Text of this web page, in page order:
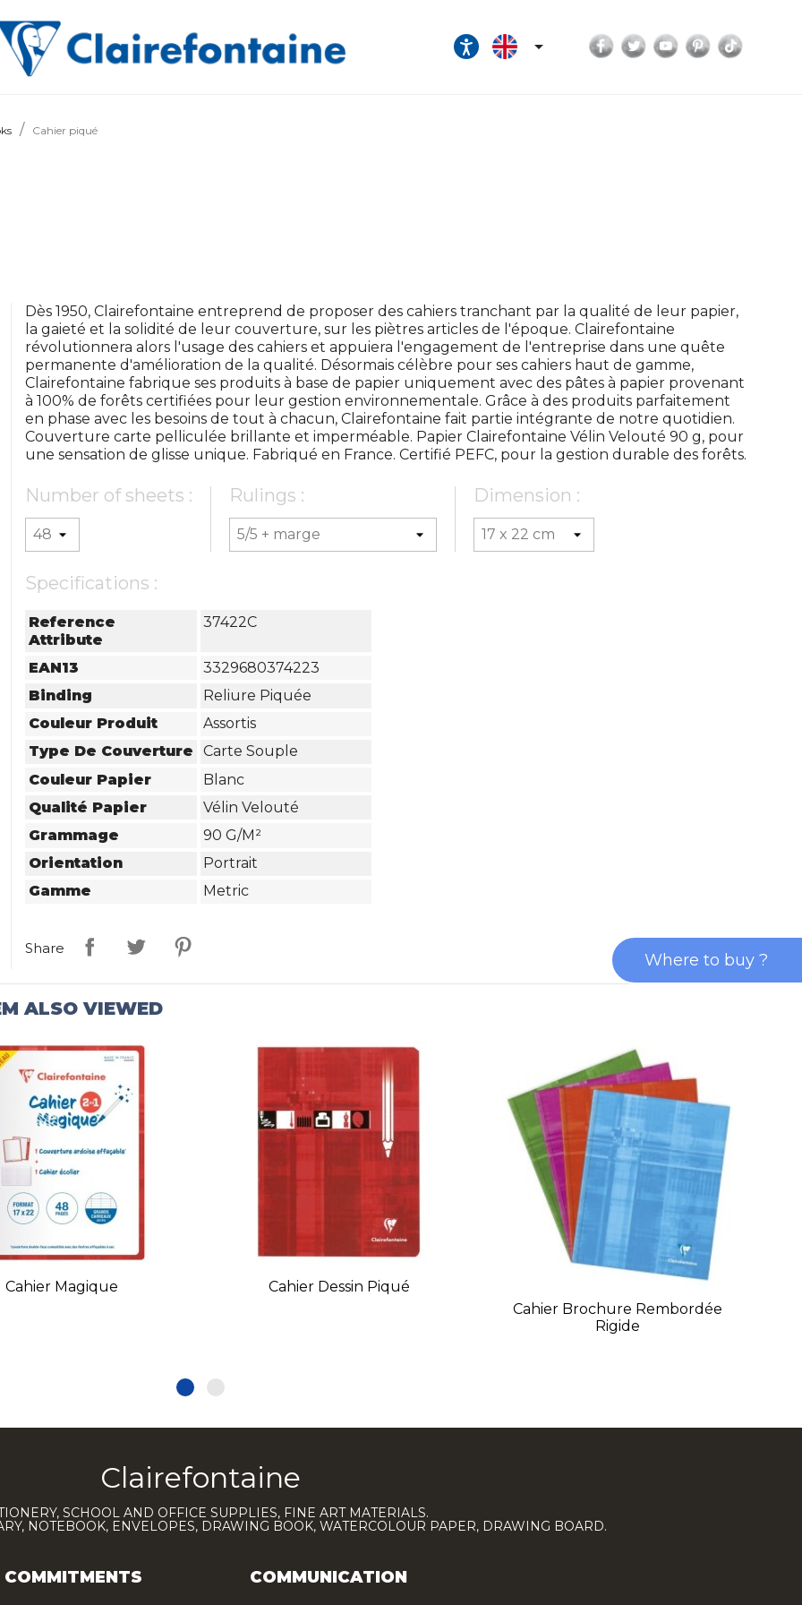
 Facebook
TwitterYouTubePinterest
Cahier piqué
Dès 1950, Clairefontaine entreprend de proposer des cahiers tranchant par la qualité de leur papier,
la gaieté et la solidité de leur couverture, sur les piètres articles de l'époque. Clairefontaine
révolutionnera alors l'usage des cahiers et appuiera l'engagement de l'entreprise dans une quête
permanente d'amélioration de la qualité. Désormais célèbre pour ses cahiers haut de gamme,
Clairefontaine fabrique ses produits à base de papier uniquement avec des pâtes à papier provenant
à 100% de forêts certifiées pour leur gestion environnementale. Grâce à des produits parfaitement
en phase avec les besoins de tout à chacun, Clairefontaine fait partie intégrante de notre quotidien.
Couverture carte pelliculée brillante et imperméable. Papier Clairefontaine Vélin Velouté 90 g, pour
une sensation de glisse unique. Fabriqué en France. Certifié PEFC, pour la gestion durable des forêts.
Number of sheets : Rulings : Dimension :
Specifications :
Reference
Attribute
37422C
EAN13
3329680374223
Binding
Reliure Piquée
Couleur Produit
Assortis
Type De Couverture
Carte Souple
Couleur Papier
Blanc
Qualité Papier
Vélin Velouté
Grammage
90 G/m²
Orientation
Portrait
Gamme
Metric
Share
ALSO VIEWED
Cahier Magique
Cahier Dessin Piqué
Cahier Brochure Rembordée
Rigide
Clairefontaine
SCHOOL AND OFFICE SUPPLIES, FINE ART MATERIALS.
NOTEBOOK, ENVELOPES, DRAWING BOOK, WATERCOLOUR PAPER, DRAWING BOARD.
COMMITMENTS COMMUNICATION
Where to buy ?